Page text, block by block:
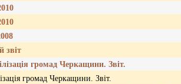
звіт
громад Черкащини. Звіт.
громад Черкащини. Звіт.